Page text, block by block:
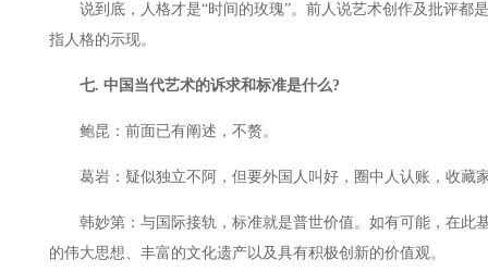
说到底，人格才是“时间的玫瑰”。前人说艺术创作及批评都
指人格的示现。
七. 中国当代艺术的诉求和标准是什么?
鲍昆：前面已有阐述，不赘。
葛岩：疑似独立不阿，但要外国人叫好，圈中人认账，收藏
韩妙第：与国际接轨，标准就是普世价值。如有可能，在此
的伟大思想、丰富的文化遗产以及具有积极创新的价值观。